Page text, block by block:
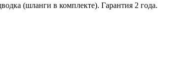
(шланги в комплекте). Гарантия 2 года.